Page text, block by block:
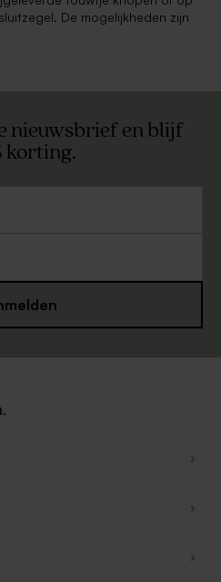
De mogelijkheden zijn
nieuwsbrief en blijf
korting.